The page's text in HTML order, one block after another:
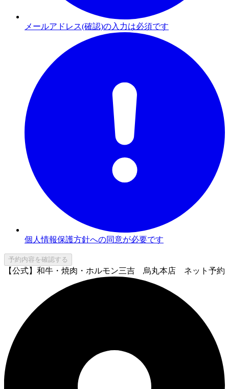
メールアドレス(確認)の入力は必須です
個人情報保護方針への同意が必要です
予約内容を確認する
【公式】和牛・焼肉・ホルモン三吉 烏丸本店 ネット予約